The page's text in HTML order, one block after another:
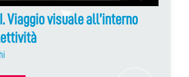
Viaggio visuale all’interno